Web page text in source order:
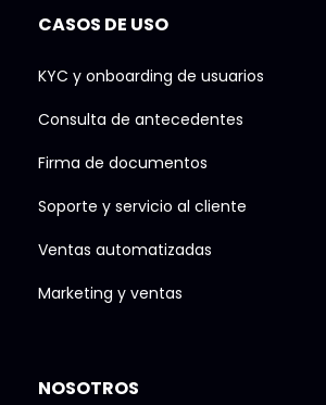
CASOS DE USO
KYC y onboarding de usuarios
Consulta de antecedentes
Firma de documentos
Soporte y servicio al cliente
Ventas automatizadas
Marketing y ventas
NOSOTROS